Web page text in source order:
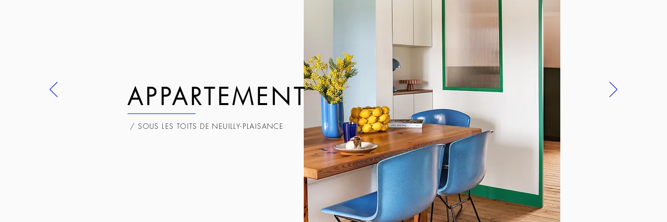
APPARTEMENT
/ SOUS LES TOITS DE NEUILLY-PLAISANCE